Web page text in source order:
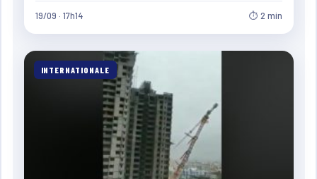
19/09 · 17h14 ⏱ 2 min
INTERNATIONALE